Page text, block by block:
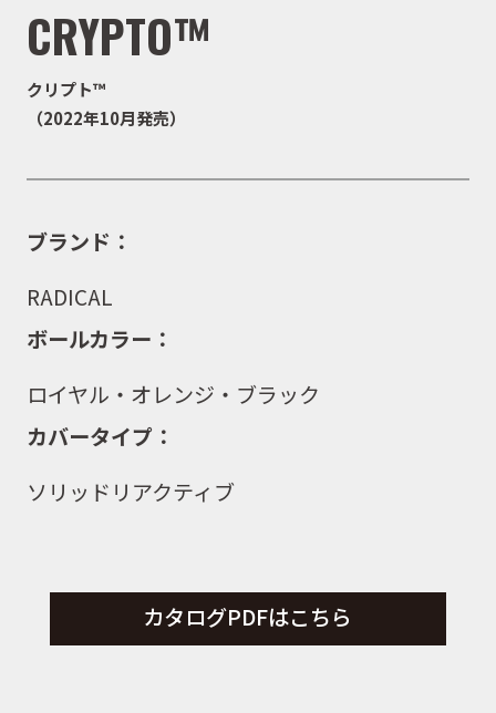
CRYPTO™
クリプト™
（2022年10月発売）
ブランド：
RADICAL
ボールカラー：
ロイヤル・オレンジ・ブラック
カバータイプ：
ソリッドリアクティブ
カタログPDFはこちら